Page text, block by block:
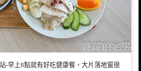
-早上8點就有好吃健康餐，大片落地窗很